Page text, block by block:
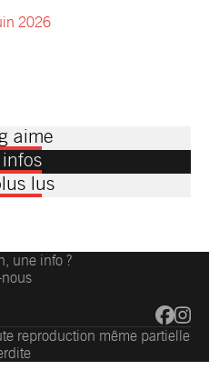
2026
aime
lus
une info ?
reproduction même partielle